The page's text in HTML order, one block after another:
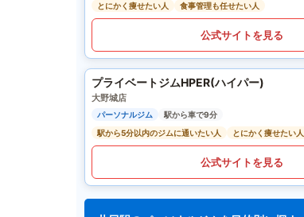
とにかく痩せたい人
食事管理も任せたい人
公式サイトを見る
プライベートジムHPER(ハイパー)
大野城店
パーソナルジム
駅から車で9分
駅から5分以内のジムに通いたい人
とにかく痩せたい人
公式サイトを見る